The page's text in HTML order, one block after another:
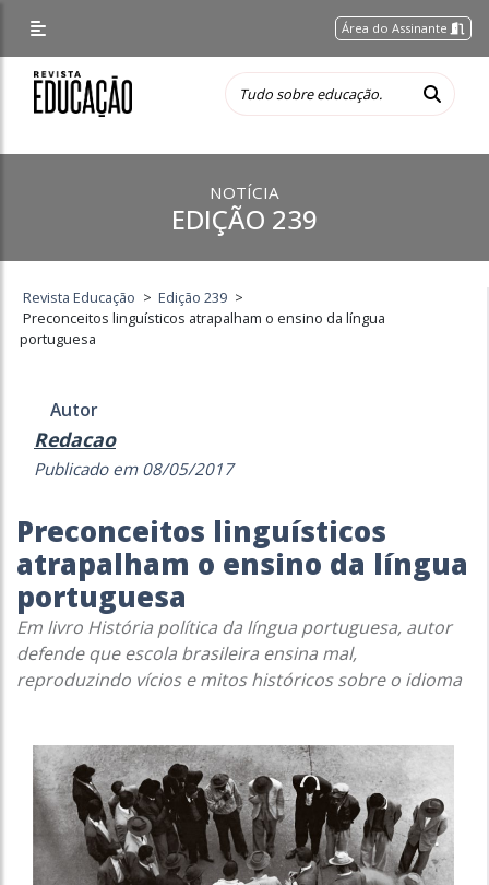
Área do Assinante
NOTÍCIA
EDIÇÃO 239
Revista Educação > Edição 239 >
Preconceitos linguísticos atrapalham o ensino da língua
portuguesa
Autor
Redacao
Publicado em 08/05/2017
Preconceitos linguísticos
atrapalham o ensino da língua
portuguesa
Em livro História política da língua portuguesa, autor
defende que escola brasileira ensina mal,
reproduzindo vícios e mitos históricos sobre o idioma